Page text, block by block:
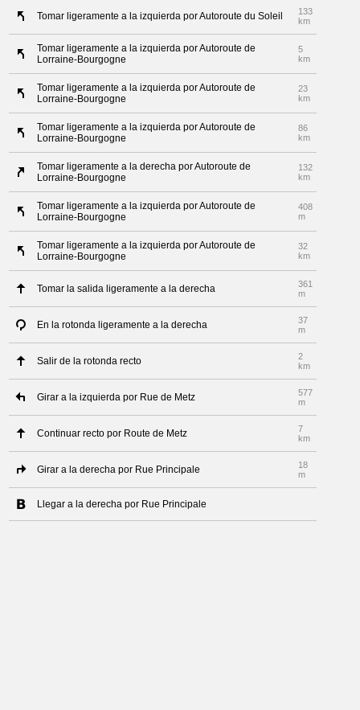
Tomar ligeramente a la izquierda por Autoroute du Soleil
133
km
Tomar ligeramente a la izquierda por Autoroute de
Lorraine-Bourgogne
5
km
Tomar ligeramente a la izquierda por Autoroute de
Lorraine-Bourgogne
23
km
Tomar ligeramente a la izquierda por Autoroute de
Lorraine-Bourgogne
86
km
Tomar ligeramente a la derecha por Autoroute de
Lorraine-Bourgogne
132
km
Tomar ligeramente a la izquierda por Autoroute de
Lorraine-Bourgogne
408
m
Tomar ligeramente a la izquierda por Autoroute de
Lorraine-Bourgogne
32
km
Tomar la salida ligeramente a la derecha
361
m
En la rotonda ligeramente a la derecha
37
m
Salir de la rotonda recto
2
km
Girar a la izquierda por Rue de Metz
577
m
Continuar recto por Route de Metz
7
km
Girar a la derecha por Rue Principale
18
m
Llegar a la derecha por Rue Principale